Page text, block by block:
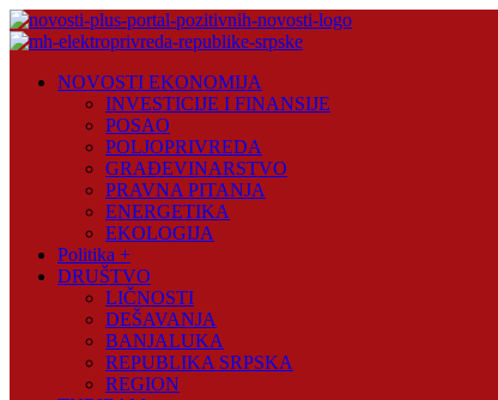
Skip
to
Plus
NOVOSTI EKONOMIJA
INVESTICIJE I FINANSIJE
POSAO
POLJOPRIVREDA
GRAĐEVINARSTVO
PRAVNA PITANJA
ENERGETIKA
EKOLOGIJA
Politika +
DRUŠTVO
LIČNOSTI
DEŠAVANJA
BANJALUKA
REPUBLIKA SRPSKA
REGION